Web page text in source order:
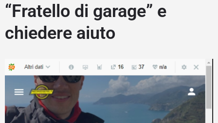
“Fratello di garage” e
chiedere aiuto